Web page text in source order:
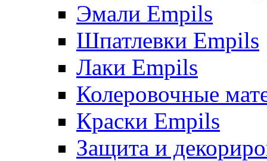
Эмали Empils
Шпатлевки Empils
Лаки Empils
Колеровочные
Краски Empils
Защита и